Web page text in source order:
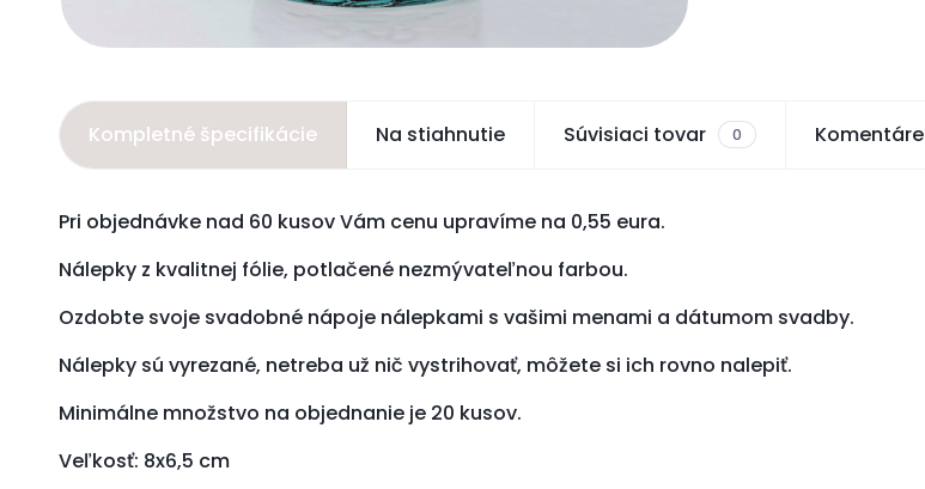
Kompletné špecifikácie Na stiahnutie Súvisiaci tovar 0 Komentáre
Pri objednávke nad 60 kusov Vám cenu upravíme na 0,55 eura.
Nálepky z kvalitnej fólie, potlačené nezmývateľnou farbou.
Ozdobte svoje svadobné nápoje nálepkami s vašimi menami a dátumom svadby.
Nálepky sú vyrezané, netreba už nič vystrihovať, môžete si ich rovno nalepiť.
Minimálne množstvo na objednanie je 20 kusov.
Veľkosť: 8x6,5 cm